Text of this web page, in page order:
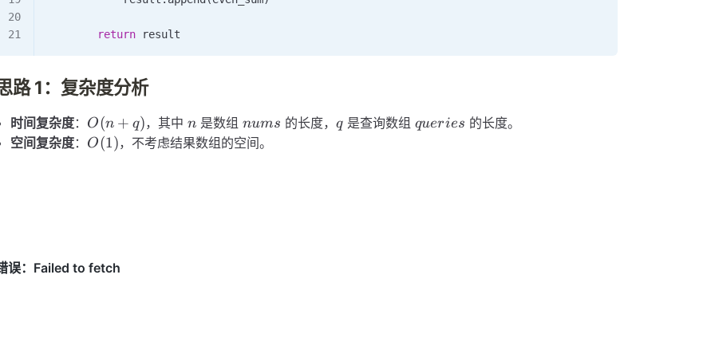
        return
result
路 1：复杂度分析
时间复杂度： O(n
+
O(n + q)，其中 n
n 是数组 nums
nums 的长度， q
q是查询数组 queries
queries 的长度。
空间复杂度： O(1)
O(1)，不考虑结果数组的空间。